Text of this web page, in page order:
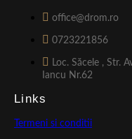
office@drom.ro
0723221856
Loc. Săcele , Str.
Iancu Nr.62
Links
Termeni si conditii